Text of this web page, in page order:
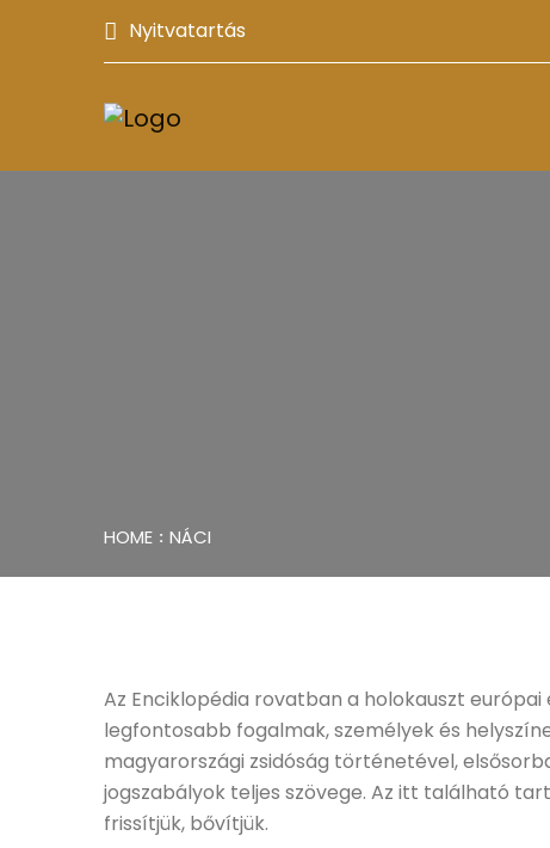
Nyitvatartás
HOME NÁCI
Az Enciklopédia rovatban a holokauszt
legfontosabb fogalmak, személyek és
magyarországi zsidóság történetével,
jogszabályok teljes szövege. Az itt található
frissítjük, bővítjük.